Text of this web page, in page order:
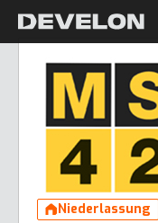
Niederlassung